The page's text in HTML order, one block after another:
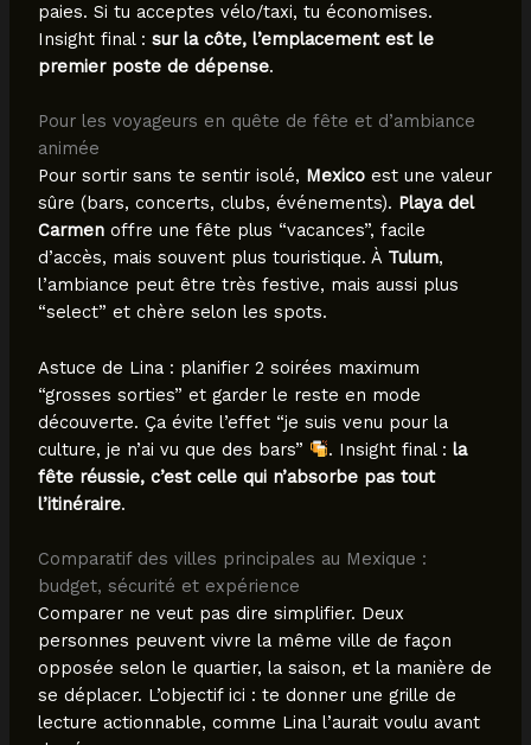
paies. Si tu acceptes vélo/taxi, tu économises.
Insight final : sur la côte, l’emplacement est le
premier poste de dépense.
Pour les voyageurs en quête de fête et d’ambiance
animée
Pour sortir sans te sentir isolé, Mexicoest une valeur
sûre (bars, concerts, clubs, événements). Playa del
Carmenoffre une fête plus “vacances”, facile
d’accès, mais souvent plus touristique. À Tulum,
l’ambiance peut être très festive, mais aussi plus
“select” et chère selon les spots.
Astuce de Lina : planifier 2 soirées maximum
“grosses sorties” et garder le reste en mode
découverte. Ça évite l’effet “je suis venu pour la
culture, je n’ai vu que des bars”
. Insight final :la
fête réussie, c’est celle qui n’absorbe pas tout
l’itinéraire.
Comparatif des villes principales au Mexique :
budget, sécurité et expérience
Comparer ne veut pas dire simplifier. Deux
personnes peuvent vivre la même ville de façon
opposée selon le quartier, la saison, et la manière de
se déplacer. L’objectif ici : te donner une grille de
lecture actionnable, comme Lina l’aurait voulu avant